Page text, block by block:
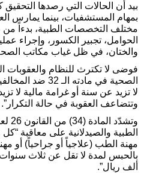
بيد أن الحالات التي رصدها
بمهام المستشفيات، بينما يمارس
مختلف التخصصات الطبية، بدءاً من
الحوامل، تجبير الكسور، وإجراء
والختان، في ظل غياب مكاتب
فوضى لا تكترث للنظام والعقوبات
الصحية في مادته
لا تزيد عن سنة أو غرامة مالية لا
وتتضاعف العقوبة في حالة التكرار”.
الطبية والصيدلانية على معاقبة
مهنة الطب (علاجياً أو جراحياً) أو
بالحبس لمدة لا تقل عن ثلاث
ألف ريال”.